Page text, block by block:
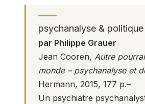
psychanalyse & politique
par Philippe Grauer
Jean Cooren, Autre
monde – psychanalyse et
Hermann, 2015, 177 p.–
Un psychiatre